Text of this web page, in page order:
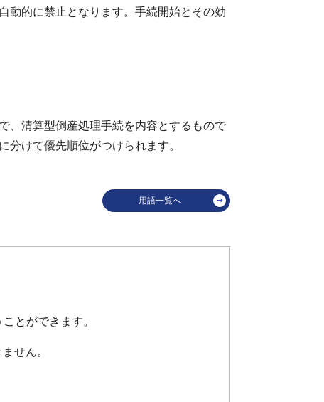
動的に禁止となります。手続開始とその効
、清算型倒産処理手続を内容とするもので
けて優先順位がつけられます。
用語一覧へ
とができます。
せん。